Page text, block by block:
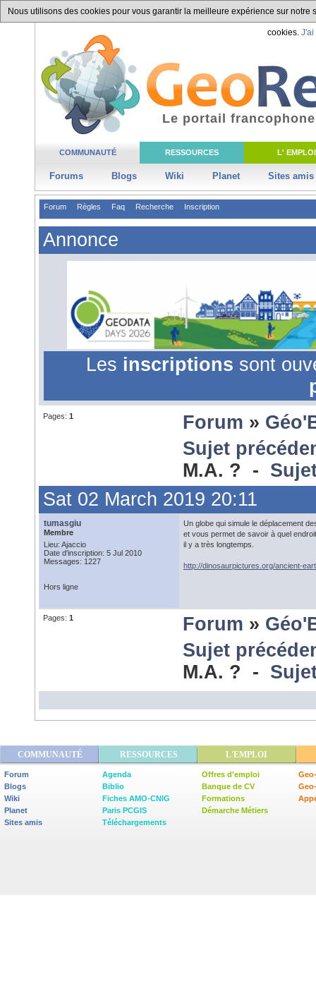
Nous utilisons des cookies pour vous garantir la meilleure expérience sur
cookies. J'ai
COMMUNAUTÉ RESSOURCES L' EMPLOI
Forums Blogs Wiki Planet Sites amis
Le portail
Forum Règles Faq Recherche Inscription
Annonce
Les inscriptions sont
Pages: 1 Forum »
Sujet
M.A. ? -
Sat 02 March 2019 20:11
tumasgiu
Membre
Lieu: Ajaccio
Date d'inscription: 5 Jul 2010
Messages: 1227
Un globe qui simule le déplacement
et vous permet de savoir à quel
il y a très longtemps.
http://dinosaurpictures.org/ancient-
Hors ligne
Pages: 1 Forum »
Sujet
M.A. ? -
COMMUNAUTÉ RESSOURCES L'EMPLOI
Forum
Blogs
Wiki
Planet
Sites amis
Agenda
Biblio
Fiches AMO-CNIG
Paris PCGIS
Téléchargements
Offres d'emploi
Banque de CV
Formations
Démarche Métiers